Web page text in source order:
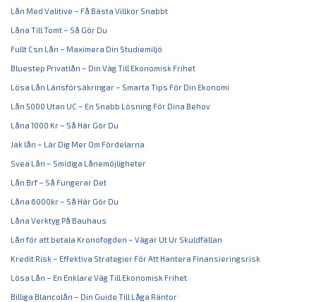
Lån Med Valitive – Få Bästa Villkor Snabbt
Låna Till Tomt – Så Gör Du
Fullt Csn Lån – Maximera Din Studiemiljö
Bluestep Privatlån – Din Väg Till Ekonomisk Frihet
Lösa Lån Länsförsäkringar – Smarta Tips För Din Ekonomi
Lån 5000 Utan UC – En Snabb Lösning För Dina Behov
Låna 1000 Kr – Så Här Gör Du
Jak lån – Lär Dig Mer Om Fördelarna
Svea Lån – Smidiga Lånemöjligheter
Lån Brf – Så Fungerar Det
Låna 6000kr – Så Här Gör Du
Låna Verktyg På Bauhaus
Lån för att betala Kronofogden – Vägar Ut Ur Skuldfällan
Kredit Risk – Effektiva Strategier För Att Hantera Finansieringsrisk
Lösa Lån – En Enklare Väg Till Ekonomisk Frihet
Billiga Blancolån – Din Guide Till Låga Räntor